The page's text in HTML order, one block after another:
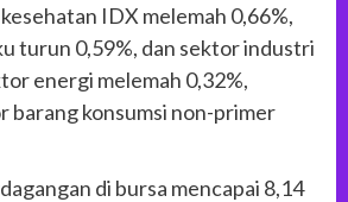
IDX melemah 0,66%,
turun 0,59%, dan sektor industri
energi melemah 0,32%,
barang konsumsi non-primer
di bursa mencapai 8,14